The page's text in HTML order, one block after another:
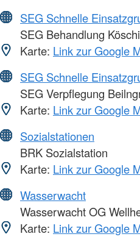
SEG Schnelle
SEG Behandlung
Karte: Link zur Google
SEG Schnelle
SEG Verpflegung
Karte: Link zur Google
Sozialstationen
BRK Sozialstation
Karte: Link zur Google
Wasserwacht
Wasserwacht OG
Karte: Link zur Google